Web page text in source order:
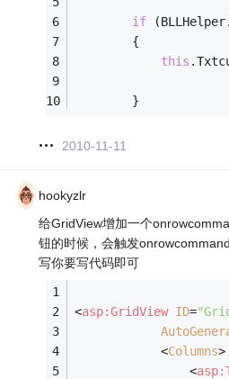
if
        {
this
        }
2010-11-11
hookyzlr
给GridView增加一个
钮的时候，会触发
写你要写代码即可
<asp:GridView ID=
            <
Columns>
<